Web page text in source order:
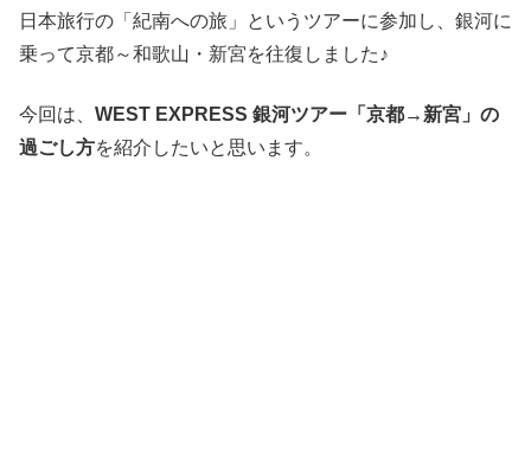
日本旅行の「紀南への旅」というツアーに参加し、銀河に
乗って京都～和歌山・新宮を往復しました♪
今回は、 WEST EXPRESS 銀河ツアー「京都→新宮」の
過ごし方を紹介したいと思います。